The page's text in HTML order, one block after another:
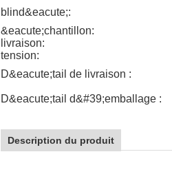
blind&eacute;:
&eacute;chantillon:
livraison:
tension:
D&eacute;tail de livraison :
D&eacute;tail d&#39;emballage :
Description du produit